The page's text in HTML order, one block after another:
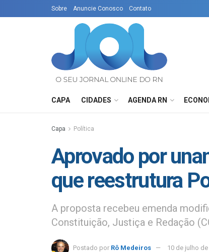
Sobre Anuncie Conosco Contato
CAPA CIDADES AGENDA RN
Capa Política
Aprovado por
que reestrutura
A proposta recebeu emenda
Constituição, Justiça e Redação
Postado por Rô Medeiros 10 de julho